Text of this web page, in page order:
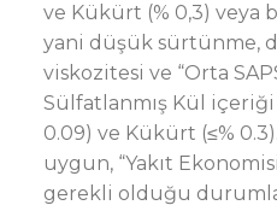
ve Kükürt (% 0,3) veya
yani düşük sürtünme,
viskozitesi ve “Orta
Sülfatlanmış Kül içeriği
0.09) ve Kükürt (≤%
uygun, “Yakıt
gerekli olduğu